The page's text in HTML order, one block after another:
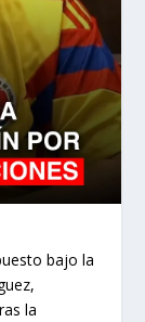
bajo la
la